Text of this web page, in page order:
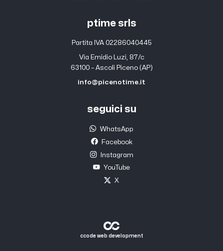
ptime srls
Partita IVA 02286040445
Via Emidio Luzi, 87/c
63100 – Ascoli Piceno (AP)
info@picenotime.it
seguici su
WhatsApp
Facebook
Instagram
YouTube
X
ccode web development